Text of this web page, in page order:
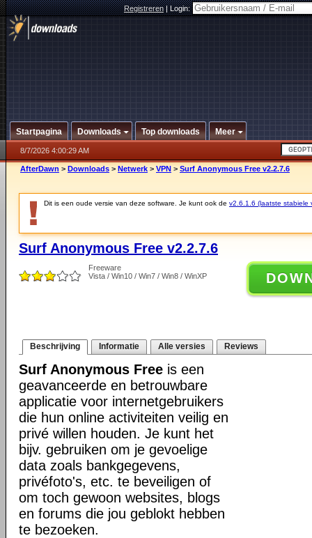
Registreren|Login:
Startpagina Downloads Top downloads Meer
8/7/2026 4:00:29 AM
AfterDawn > Downloads > Netwerk > VPN > Surf Anonymous Free v2.2.7.6
Dit is een oude versie van deze software. Je kunt ook de v2.6.1.6 (laatste stabiele
Surf Anonymous Free v2.2.7.6
Freeware
Vista / Win10 / Win7 / Win8 / WinXP
Beschrijving Informatie Alle versies Reviews
Surf Anonymous Free is een
geavanceerde en betrouwbare
applicatie voor internetgebruikers
die hun online activiteiten veilig en
privé willen houden. Je kunt het
bijv. gebruiken om je gevoelige
data zoals bankgegevens,
privéfoto's, etc. te beveiligen of
om toch gewoon websites, blogs
en forums die jou geblokt hebben
te bezoeken.